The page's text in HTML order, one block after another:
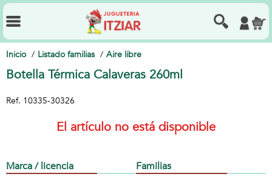
Inicio Listado familias Aire libre
Botella Térmica Calaveras 260ml
Ref. 10335-30326
El artículo no está disponible
Marca / licencia Familias